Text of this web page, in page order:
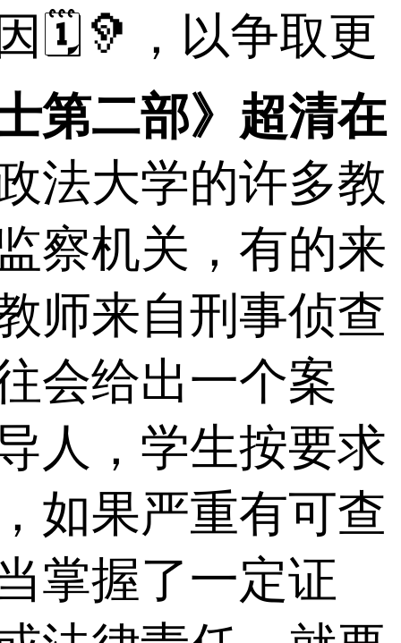
🗓🦻，以争取更
第二部》超清在
大学的许多教
察机关，有的来
师来自刑事侦查
会给出一个案
人，学生按要求
如果严重有可查
掌握了一定证